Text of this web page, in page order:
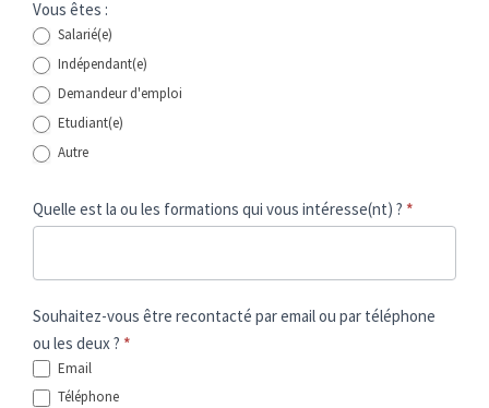
Vous êtes :
Salarié(e)
Indépendant(e)
Demandeur d'emploi
Etudiant(e)
Autre
Quelle est la ou les formations qui vous intéresse(nt) ? *
Souhaitez-vous être recontacté par email ou par téléphone
ou les deux ? *
Email
Téléphone